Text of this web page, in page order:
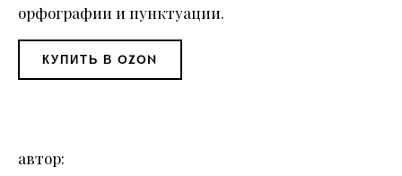
орфографии и пунктуации.
КУПИТЬ В OZON
автор